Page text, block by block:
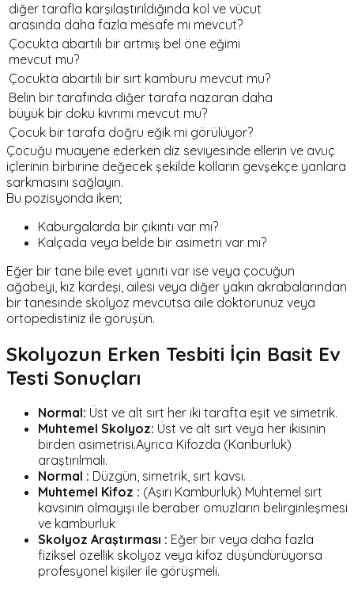
diğer tarafla karşılaştırıldığında kol ve vücut
arasında daha fazla mesafe mi mevcut?
Çocukta abartılı bir artmış bel öne eğimi
mevcut mu?
Çocukta abartılı bir sırt kamburu mevcut mu?
Belin bir tarafında diğer tarafa nazaran daha
büyük bir doku kıvrımı mevcut mu?
Çocuk bir tarafa doğru eğik mi görülüyor?
Çocuğu muayene ederken diz seviyesinde ellerin ve avuç
içlerinin birbirine değecek şekilde kolların gevşekçe yanlara
sarkmasını sağlayın.
Bu pozisyonda iken;
Kaburgalarda bir çıkıntı var mı?
Kalçada veya belde bir asimetri var mı?
Eğer bir tane bile evet yanıtı var ise veya çocuğun
ağabeyi, kız kardeşi, ailesi veya diğer yakın akrabalarından
bir tanesinde skolyoz mevcutsa aile doktorunuz veya
ortopedistiniz ile görüşün.
Skolyozun Erken Tesbiti İçin Basit Ev
Testi Sonuçları
Normal: Üst ve alt sırt her iki tarafta eşit ve simetrik.
Muhtemel Skolyoz: Üst ve alt sırt veya her ikisinin
birden asimetrisi.Ayrıca Kifozda (Kanburluk)
araştırılmalı.
Normal : Düzgün, simetrik, sırt kavsı.
Muhtemel Kifoz : (Aşırı Kamburluk) Muhtemel sırt
kavsinin olmayışı ile beraber omuzların belirginleşmesi
ve kamburluk
Skolyoz Araştırması : Eğer bir veya daha fazla
fiziksel özellik skolyoz veya kifoz düşündürüyorsa
profesyonel kişiler ile görüşmeli.